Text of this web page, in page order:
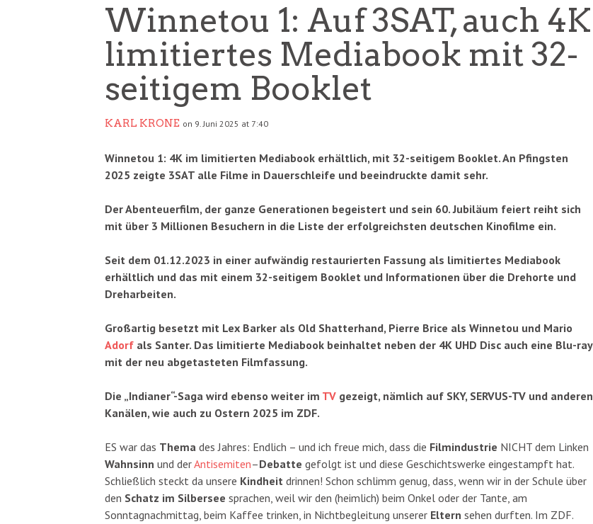
Winnetou 1: Auf 3SAT, auch 4K
limitiertes Mediabook mit 32-
seitigem Booklet
KARL KRONE on 9. Juni 2025 at 7:40
Winnetou 1: 4K im limitierten Mediabook erhältlich, mit 32-seitigem Booklet. An Pfingsten
2025 zeigte 3SAT alle Filme in Dauerschleife und beeindruckte damit sehr.
Der Abenteuerfilm, der ganze Generationen begeistert und sein 60. Jubiläum feiert reiht sich
mit über 3 Millionen Besuchern in die Liste der erfolgreichsten deutschen Kinofilme ein.
Seit dem 01.12.2023 in einer aufwändig restaurierten Fassung als limitiertes Mediabook
erhältlich und das mit einem 32-seitigem Booklet und Informationen über die Drehorte und
Dreharbeiten.
Großartig besetzt mit Lex Barker als Old Shatterhand, Pierre Brice als Winnetou und Mario
Adorf als Santer. Das limitierte Mediabook beinhaltet neben der 4K UHD Disc auch eine Blu-ray
mit der neu abgetasteten Filmfassung.
Die „Indianer“-Saga wird ebenso weiter im TV gezeigt, nämlich auf SKY, SERVUS-TV und anderen
Kanälen, wie auch zu Ostern 2025 im ZDF.
ES war das Thema des Jahres: Endlich – und ich freue mich, dass die Filmindustrie NICHT dem Linken
Wahnsinn und derAntisemiten–Debatte gefolgt ist und diese Geschichtswerke eingestampft hat.
Schließlich steckt da unsere Kindheit drinnen! Schon schlimm genug, dass, wenn wir in der Schule über
den Schatz im Silbersee sprachen, weil wir den (heimlich) beim Onkel oder der Tante, am
Sonntagnachmittag, beim Kaffee trinken, in Nichtbegleitung unserer Eltern sehen durften. Im ZDF.